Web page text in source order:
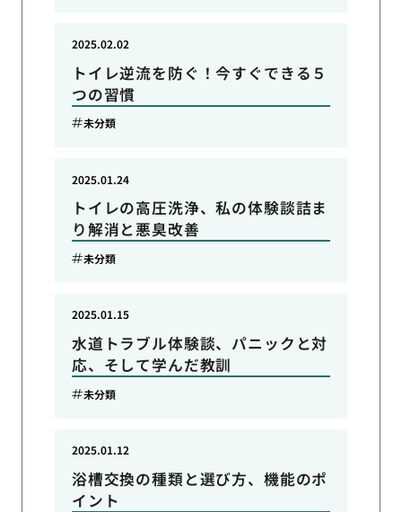
トイレ逆流を防ぐ！今すぐできる５
つの習慣
2025.02.02
未分類
トイレの高圧洗浄、私の体験談詰ま
り解消と悪臭改善
2025.01.24
未分類
水道トラブル体験談、パニックと対
応、そして学んだ教訓
2025.01.15
未分類
浴槽交換の種類と選び方、機能のポ
イント
2025.01.12